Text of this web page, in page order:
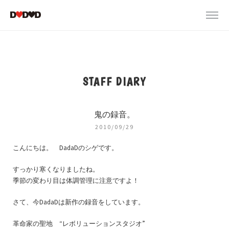
STAFF DIARY
鬼の録音。
2010/09/29
こんにちは。 DadaDのシゲです。
すっかり寒くなりましたね。
季節の変わり目は体調管理に注意ですよ！
さて、今DadaDは新作の録音をしています。
革命家の聖地 “レボリューションスタジオ”